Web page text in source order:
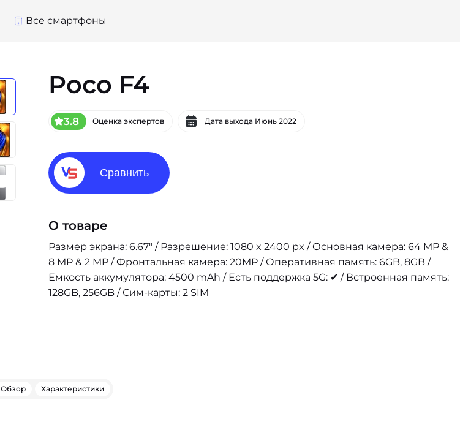
Все смартфоны
Poco F4
3.8 Оценка экспертов Дата выхода Июнь 2022
Сравнить
О товаре
Размер экрана: 6.67" / Разрешение: 1080 x 2400 px / Основная камера: 64 MP &
8 MP & 2 MP / Фронтальная камера: 20MP / Оперативная память: 6GB, 8GB /
Емкость аккумулятора: 4500 mAh / Есть поддержка 5G: ✔ / Встроенная память:
128GB, 256GB / Сим-карты: 2 SIM
Обзор Характеристики